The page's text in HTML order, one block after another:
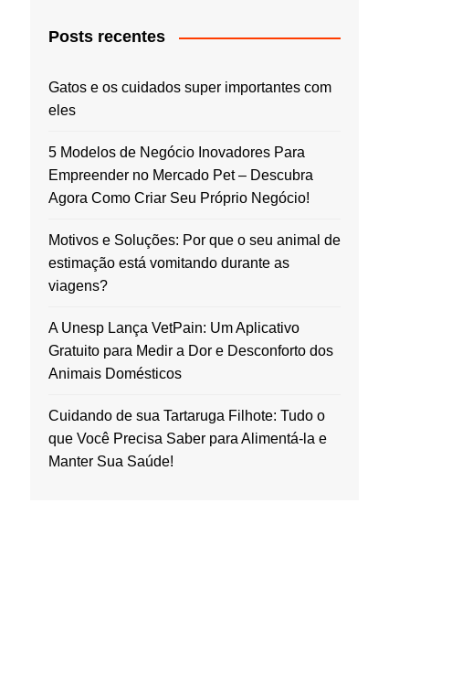
Posts recentes
Gatos e os cuidados super importantes com
eles
5 Modelos de Negócio Inovadores Para
Empreender no Mercado Pet – Descubra
Agora Como Criar Seu Próprio Negócio!
Motivos e Soluções: Por que o seu animal de
estimação está vomitando durante as
viagens?
A Unesp Lança VetPain: Um Aplicativo
Gratuito para Medir a Dor e Desconforto dos
Animais Domésticos
Cuidando de sua Tartaruga Filhote: Tudo o
que Você Precisa Saber para Alimentá-la e
Manter Sua Saúde!